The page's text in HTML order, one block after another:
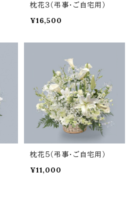
枕花３（弔事・ご自宅用）
¥16,500
枕花５（弔事・ご自宅用）
¥11,000